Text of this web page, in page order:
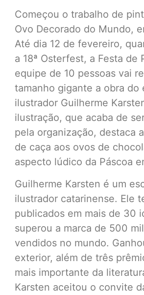
Começou o trabalho de
Ovo Decorado do Mundo,
Até dia 12 de fevereiro,
a 18ª Osterfest, a Festa de
equipe de 10 pessoas vai
tamanho gigante a obra do
ilustrador Guilherme
ilustração, que acaba de
pela organização, destaca
de caça aos ovos de
aspecto lúdico da Páscoa
Guilherme Karsten é um
ilustrador catarinense. Ele
publicados em mais de 30
superou a marca de 500
vendidos no mundo.
exterior, além de três
mais importante da
Karsten aceitou o convite